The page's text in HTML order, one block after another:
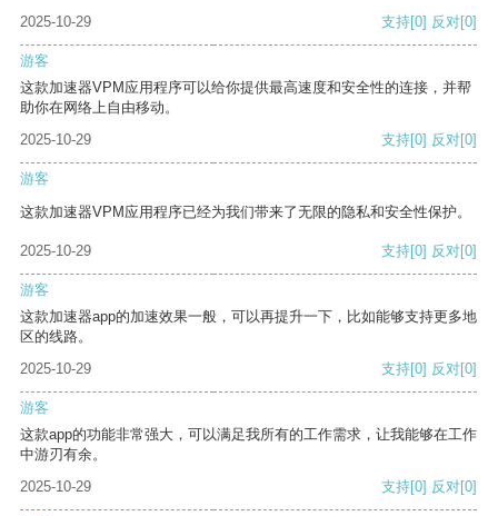
2025-10-29
支持[0] 反对[0]
游客
这款加速器VPM应用程序可以给你提供最高速度和安全性的连接，并帮
助你在网络上自由移动。
2025-10-29
支持[0] 反对[0]
游客
这款加速器VPM应用程序已经为我们带来了无限的隐私和安全性保护。
2025-10-29 支持[0] 反对[0]
游客
这款加速器app的加速效果一般，可以再提升一下，比如能够支持更多地
区的线路。
2025-10-29
支持[0] 反对[0]
游客
这款app的功能非常强大，可以满足我所有的工作需求，让我能够在工作
中游刃有余。
2025-10-29
支持[0] 反对[0]